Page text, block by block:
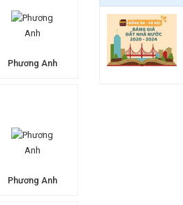
Phương Anh
Phương Anh